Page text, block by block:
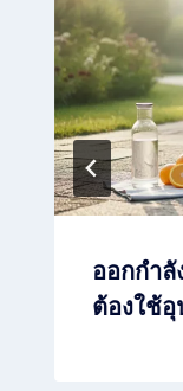
ออกกำ
ต้องใช้